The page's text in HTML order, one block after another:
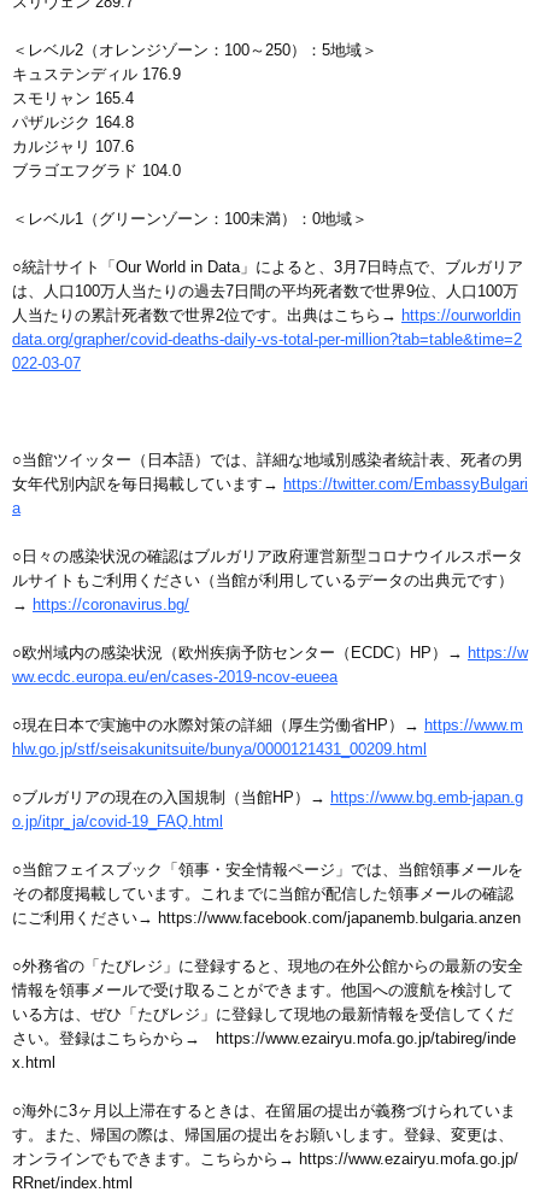
＜レベル2（オレンジゾーン：100～250）：5地域＞
キュステンディル 176.9
スモリャン 165.4
パザルジク 164.8
カルジャリ 107.6
ブラゴエフグラド 104.0
＜レベル1（グリーンゾーン：100未満）：0地域＞
○統計サイト「Our World in Data」によると、3月7日時点で、ブルガリア
は、人口100万人当たりの過去7日間の平均死者数で世界9位、人口100万
人当たりの累計死者数で世界2位です。出典はこちら→ https://ourworldin
data.org/grapher/covid-deaths-daily-vs-total-per-million?tab=table&time=2
022-03-07
○当館ツイッター（日本語）では、詳細な地域別感染者統計表、死者の男
女年代別内訳を毎日掲載しています→ https://twitter.com/EmbassyBulgari
a
○日々の感染状況の確認はブルガリア政府運営新型コロナウイルスポータ
ルサイトもご利用ください（当館が利用しているデータの出典元です）
→ https://coronavirus.bg/
○欧州域内の感染状況（欧州疾病予防センター（ECDC）HP）→ https://w
ww.ecdc.europa.eu/en/cases-2019-ncov-eueea
○現在日本で実施中の水際対策の詳細（厚生労働省HP）→ https://www.m
hlw.go.jp/stf/seisakunitsuite/bunya/0000121431_00209.html
○ブルガリアの現在の入国規制（当館HP）→ https://www.bg.emb-japan.g
o.jp/itpr_ja/covid-19_FAQ.html
○当館フェイスブック「領事・安全情報ページ」では、当館領事メールを
その都度掲載しています。これまでに当館が配信した領事メールの確認
にご利用ください→ https://www.facebook.com/japanemb.bulgaria.anzen
○外務省の「たびレジ」に登録すると、現地の在外公館からの最新の安全
情報を領事メールで受け取ることができます。他国への渡航を検討して
いる方は、ぜひ「たびレジ」に登録して現地の最新情報を受信してくだ
さい。登録はこちらから→ https://www.ezairyu.mofa.go.jp/tabireg/inde
x.html
○海外に3ヶ月以上滞在するときは、在留届の提出が義務づけられていま
す。また、帰国の際は、帰国届の提出をお願いします。登録、変更は、
オンラインでもできます。こちらから→ https://www.ezairyu.mofa.go.jp/
RRnet/index.html